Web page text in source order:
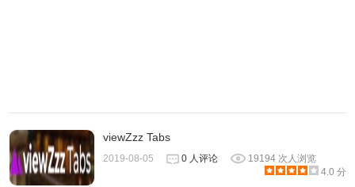
viewZzz Tabs
2019-08-05 0 人评论
19194 次人浏览
4.0 分